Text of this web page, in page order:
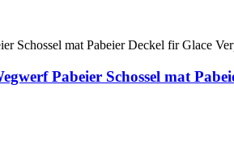
Pabeier Schossel mat